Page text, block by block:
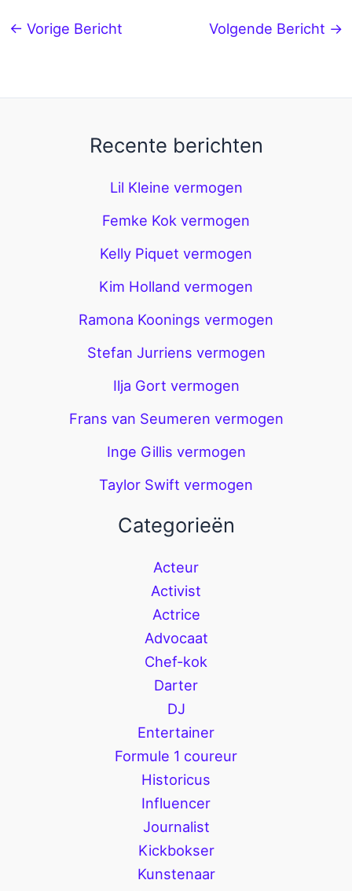
← Vorige Bericht Volgende Bericht →
Recente berichten
Lil Kleine vermogen
Femke Kok vermogen
Kelly Piquet vermogen
Kim Holland vermogen
Ramona Koonings vermogen
Stefan Jurriens vermogen
Ilja Gort vermogen
Frans van Seumeren vermogen
Inge Gillis vermogen
Taylor Swift vermogen
Categorieën
Acteur
Activist
Actrice
Advocaat
Chef-kok
Darter
DJ
Entertainer
Formule 1 coureur
Historicus
Influencer
Journalist
Kickbokser
Kunstenaar